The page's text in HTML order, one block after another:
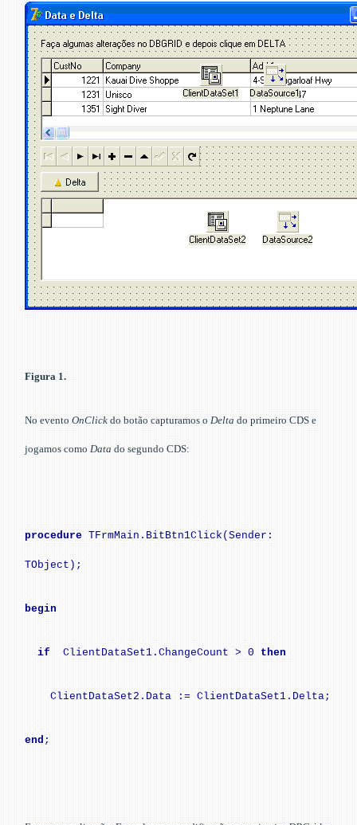
Figura 1.
No evento OnClick do botão capturamos o Delta do primeiro CDS e
jogamos como Data do segundo CDS:
procedure TFrmMain.BitBtn1Click(Sender:
TObject);
begin
if ClientDataSet1.ChangeCount > 0 then
ClientDataSet2.Data := ClientDataSet1.Delta;
end ;